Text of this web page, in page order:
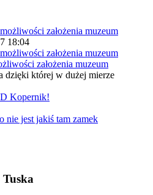
18:04
założenia muzeum
dzięki której w dużej mierze
Kopernik!
nie jest jakiś tam zamek
Tuska